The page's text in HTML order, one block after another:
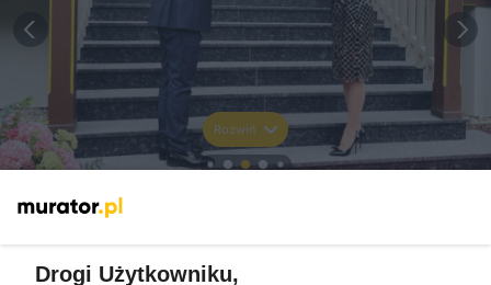
Rozwiń
Drogi Użytkowniku,